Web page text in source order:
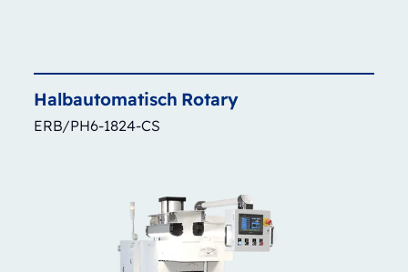
Halbautomatisch Rotary
ERB/PH6-1824-CS